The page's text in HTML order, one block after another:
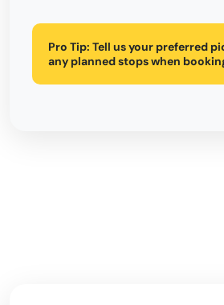
Pro Tip: Tell us your preferred
any planned stops when